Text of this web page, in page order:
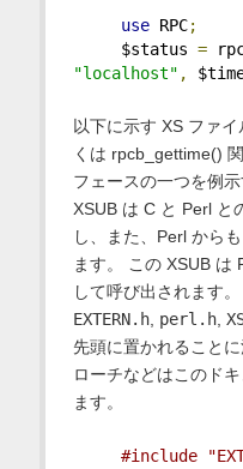
use RPC;
$status =
"localhost" ,
以下に示す XS ファ
くは rpcb_gettime()
フェースの一つを例
XSUB は C と Perl と
し、また、Perl から
ます。 この XSUB は
して呼び出されます
EXTERN.h, perl.h,
先頭に置かれること
ローチなどはこのド
ます。
#include